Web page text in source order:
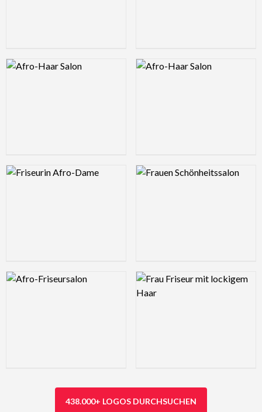
Logo Preview Image Logo Preview Image
Logo Preview Image Logo Preview Image
Logo Preview Image Logo Preview Image
438.000+ LOGOS DURCHSUCHEN